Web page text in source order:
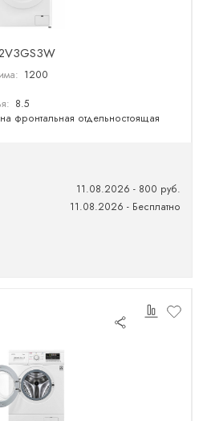
1200
8.5
фронтальная отдельностоящая
11.08.2026 - 800 руб.
11.08.2026 - Бесплатно